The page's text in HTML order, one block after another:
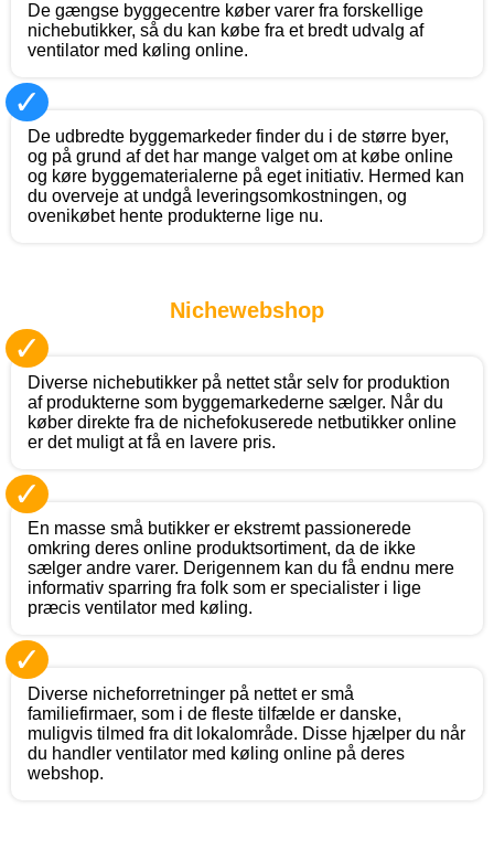
De gængse byggecentre køber varer fra forskellige
nichebutikker, så du kan købe fra et bredt udvalg af
ventilator med køling online.
✓
De udbredte byggemarkeder finder du i de større byer,
og på grund af det har mange valget om at købe online
og køre byggematerialerne på eget initiativ. Hermed kan
du overveje at undgå leveringsomkostningen, og
ovenikøbet hente produkterne lige nu.
Nichewebshop
✓
Diverse nichebutikker på nettet står selv for produktion
af produkterne som byggemarkederne sælger. Når du
køber direkte fra de nichefokuserede netbutikker online
er det muligt at få en lavere pris.
✓
En masse små butikker er ekstremt passionerede
omkring deres online produktsortiment, da de ikke
sælger andre varer. Derigennem kan du få endnu mere
informativ sparring fra folk som er specialister i lige
præcis ventilator med køling.
✓
Diverse nicheforretninger på nettet er små
familiefirmaer, som i de fleste tilfælde er danske,
muligvis tilmed fra dit lokalområde. Disse hjælper du når
du handler ventilator med køling online på deres
webshop.